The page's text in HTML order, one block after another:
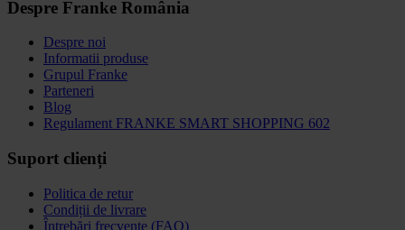
Despre Franke România
Despre noi
Informatii produse
Grupul Franke
Parteneri
Blog
Regulament FRANKE SMART SHOPPING 602
Suport clienți
Politica de retur
Condiții de livrare
Întrebări frecvente (FAQ)